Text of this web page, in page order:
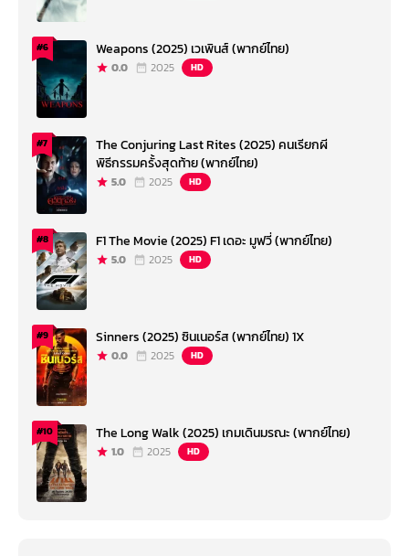
#6 Weapons (2025) เวเพินส์ (พากย์ไทย)
0.0 2025 HD
#7
The Conjuring Last Rites (2025) คนเรียกผี
พิธีกรรมครั้งสุดท้าย (พากย์ไทย)
5.0 2025 HD
#8 F1 The Movie (2025) F1 เดอะ มูฟวี่ (พากย์ไทย)
5.0 2025 HD
#9 Sinners (2025) ซินเนอร์ส (พากย์ไทย) 1X
0.0 2025 HD
#10 The Long Walk (2025) เกมเดินมรณะ (พากย์ไทย)
1.0 2025 HD